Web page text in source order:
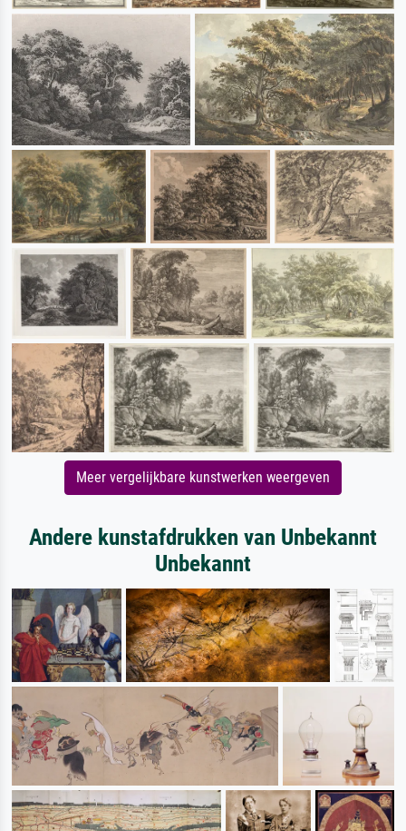
Meer vergelijkbare kunstwerken weergeven
Andere kunstafdrukken van Unbekannt
Unbekannt